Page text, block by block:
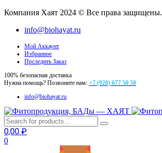
Компания Хаят 2024 © Все права защищены.
info@biohayat.ru
Мой Аккаунт
Избранное
Прследить Заказ
100% безопасная доставка
Нужна помощь? Позвоните нам: +7 (928) 677 50 50
info@biohayat.ru
0,00 ₽
0